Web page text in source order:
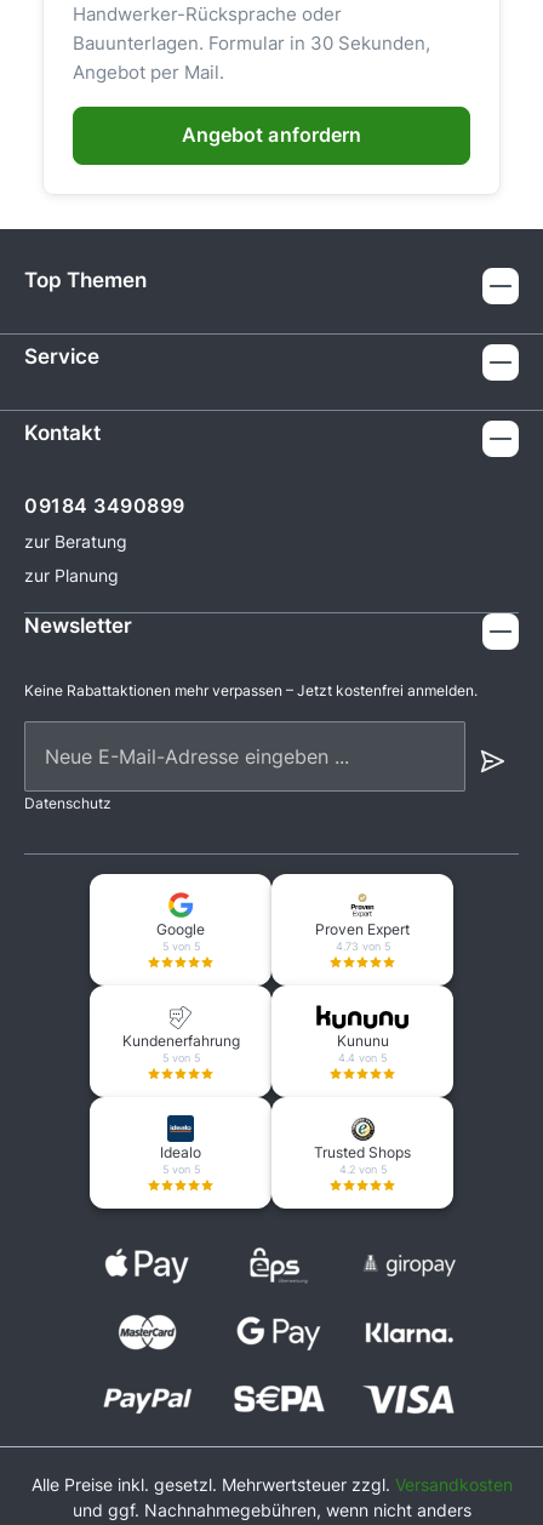
Handwerker-Rücksprache oder
Bauunterlagen. Formular in 30 Sekunden,
Angebot per Mail.
Angebot anfordern
Top Themen
Service
Kontakt
09184 3490899
zur Beratung
zur Planung
Newsletter
Keine Rabattaktionen mehr verpassen – Jetzt kostenfrei anmelden.
Datenschutz
Google
5 von 5
Proven Expert
4.73 von 5
Kundenerfahrung
5 von 5
Kununu
4.4 von 5
Idealo
5 von 5
Trusted Shops
4.2 von 5
Alle Preise inkl. gesetzl. Mehrwertsteuer zzgl. Versandkosten
und ggf. Nachnahmegebühren, wenn nicht anders